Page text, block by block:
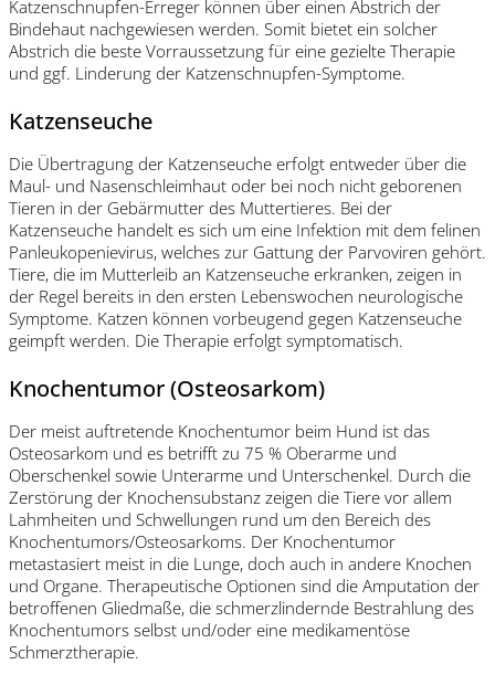
Katzenschnupfen-Erreger können über einen Abstrich der
Bindehaut nachgewiesen werden. Somit bietet ein solcher
Abstrich die beste Vorraussetzung für eine gezielte Therapie
und ggf. Linderung der Katzenschnupfen-Symptome.
Katzenseuche
Die Übertragung der Katzenseuche erfolgt entweder über die
Maul- und Nasenschleimhaut oder bei noch nicht geborenen
Tieren in der Gebärmutter des Muttertieres. Bei der
Katzenseuche handelt es sich um eine Infektion mit dem felinen
Panleukopenievirus, welches zur Gattung der Parvoviren gehört.
Tiere, die im Mutterleib an Katzenseuche erkranken, zeigen in
der Regel bereits in den ersten Lebenswochen neurologische
Symptome. Katzen können vorbeugend gegen Katzenseuche
geimpft werden. Die Therapie erfolgt symptomatisch.
Knochentumor (Osteosarkom)
Der meist auftretende Knochentumor beim Hund ist das
Osteosarkom und es betrifft zu 75 % Oberarme und
Oberschenkel sowie Unterarme und Unterschenkel. Durch die
Zerstörung der Knochensubstanz zeigen die Tiere vor allem
Lahmheiten und Schwellungen rund um den Bereich des
Knochentumors/Osteosarkoms. Der Knochentumor
metastasiert meist in die Lunge, doch auch in andere Knochen
und Organe. Therapeutische Optionen sind die Amputation der
betroffenen Gliedmaße, die schmerzlindernde Bestrahlung des
Knochentumors selbst und/oder eine medikamentöse
Schmerztherapie.